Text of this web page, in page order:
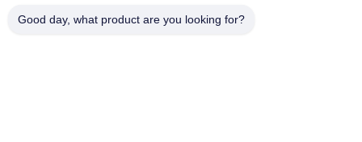
Good day, what product are you looking for?